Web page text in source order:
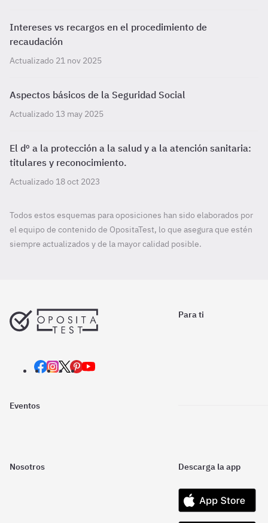
Intereses vs recargos en el procedimiento de
recaudación
Actualizado 21 nov 2025
Aspectos básicos de la Seguridad Social
Actualizado 13 may 2025
El dº a la protección a la salud y a la atención sanitaria:
titulares y reconocimiento.
Actualizado 18 oct 2023
Todos estos esquemas para oposiciones han sido elaborados por
el equipo de contenido de OpositaTest, lo que asegura que estén
siempre actualizados y de la mayor calidad posible.
Para ti
Eventos
Nosotros Descarga la app